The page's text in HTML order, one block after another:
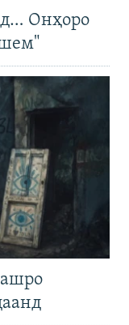
Онҳоро